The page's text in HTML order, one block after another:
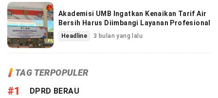
Akademisi UMB Ingatkan Kenaikan Tarif Air
Bersih Harus Diimbangi Layanan Profesional
Headline 3 bulan yang lalu
TAG TERPOPULER
#1 DPRD BERAU